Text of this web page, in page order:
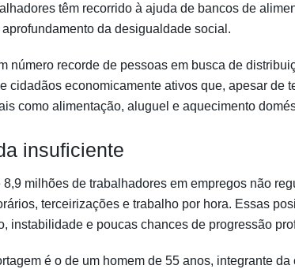
têm recorrido à ajuda de bancos de
da desigualdade social.
número recorde de pessoas em busca de
cidadãos economicamente ativos que, apesar de
como alimentação, aluguel e aquecimento
insuficiente
milhões de trabalhadores em empregos não
terceirizações e trabalho por hora. Essas
instabilidade e poucas chances de progressão
é o de um homem de 55 anos, integrante da